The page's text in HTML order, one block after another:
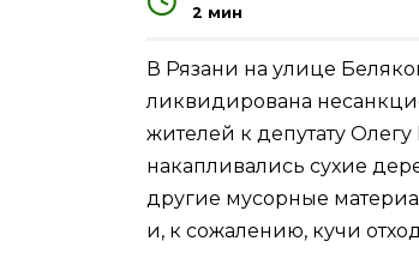
2 мин
В Рязани на улице
ликвидирована
жителей к депутату
накапливались сухие
другие мусорные
и, к сожалению, кучи